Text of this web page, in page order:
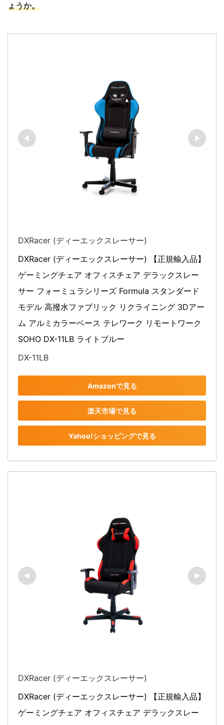
ょうか。
DXRacer (ディーエックスレーサー)
DXRacer (ディーエックスレーサー) 【正規輸入品】
ゲーミングチェア オフィスチェア デラックスレー
サー フォーミュラシリーズ Formula スタンダード
モデル 高撥水ファブリック リクライニング 3Dアー
ム アルミカラーベース テレワーク リモートワーク
SOHO DX-11LB ライトブルー
DX-11LB
Amazonで見る
楽天市場で見る
Yahoo!ショッピングで見る
DXRacer (ディーエックスレーサー)
DXRacer (ディーエックスレーサー) 【正規輸入品】
ゲーミングチェア オフィスチェア デラックスレー